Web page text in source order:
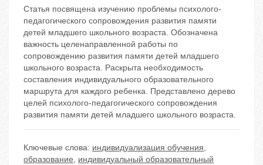
Статья посвящена изучению проблемы психолого-
педагогического сопровождения развития памяти
детей младшего школьного возраста. Обозначена
важность целенаправленной работы по
сопровождению развития памяти детей младшего
школьного возраста. Раскрыта необходимость
составления индивидуального образовательного
маршрута для каждого ребенка. Представлено дерево
целей психолого-педагогического сопровождения
развития памяти детей младшего школьного возраста.
Ключевые слова: индивидуализация обучения,
образование, индивидуальный образовательный